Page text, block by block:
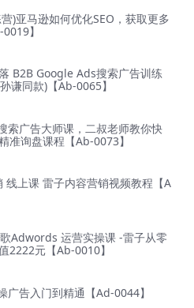
)亚马逊如何优化SEO，获取更多
】
B2B Google Ads搜索广告训练
谦同款)【Ab-0065】
索广告大师课，二叔老师教你快
准询盘课程【Ab-0073】
线上课 雷子内容营销视频教程【A
Adwords 运营实操课 -雷子从零
2222元【Ab-0010】
广告入门到精通【Ad-0044】